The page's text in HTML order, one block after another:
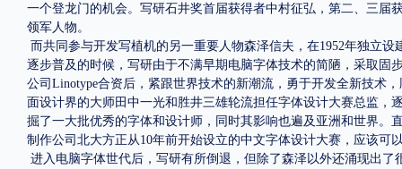
一个登龙门的机会。写研石井奖首届获得者中村征弘，第二、三
领军人物。
而共同参与开发写植机的另一重要人物森泽信夫，在1952年独立设
逐步普及的时候，写研由于不满早期电脑字体技术的简陋，采取
公司Linotype合资后，紧跟世界技术的新潮流，勇于开发全新技术
面设计界的大师田中一光和胜井三雄轮流担任字体设计大赛总监
掘了一大批优秀的字体和设计师，同时其影响也遍及亚洲和世界
制作公司北大方正从10年前开始设立的中文字体设计大赛，应该可
进入电脑字体世代后，写研有所倒退，但除了森泽以外还涌现出